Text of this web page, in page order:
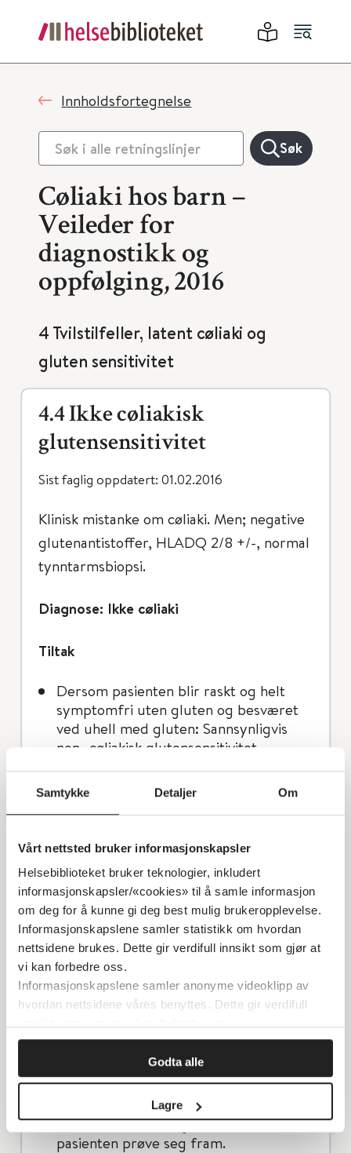
Samtykke Detaljer Om
Vårt nettsted bruker informasjonskapsler
Helsebiblioteket bruker teknologier, inkludert
informasjonskapsler/«cookies» til å samle informasjon
om deg for å kunne gi deg best mulig brukeropplevelse.
Informasjonskapslene samler statistikk om hvordan
nettsidene brukes. Dette gir verdifull innsikt som gjør at
vi kan forbedre oss.
Informasjonskapslene samler anonyme videoklipp av
hvordan nettsidene våres benyttes. Dette gir verdifull
Godta alle
Lagre
Innholdsfortegnelse
Søk
Cøliaki hos barn –
Veileder for
diagnostikk og
oppfølging, 2016
4 Tvilstilfeller, latent cøliaki og
gluten sensitivitet
4.4 Ikke cøliakisk
glutensensitivitet
Sist faglig oppdatert: 01.02.2016
Klinisk mistanke om cøliaki. Men; negative
glutenantistoffer, HLADQ 2/8 +/-, normal
tynntarmsbiopsi.
Diagnose: Ikke cøliaki
Tiltak
Dersom pasienten blir raskt og helt
symptomfri uten gluten og besværet
ved uhell med gluten: Sannsynligvis
non- cøliakisk glutensensitivitet.
Kjennetegnes ved normal serologi og
tynntarmsbiopsier, men klinisk rask
reaksjon på gluten og normalisering av
plager med glutenfri kost. Ofte
følsomme for svært små mengder
gluten, og bedring skjer raskere enn
hos cøliakere.
Viktig å ta tynntarmsbiopsi før
innføring av glutenfri kost for å
utelukke klassisk cøliaki,
glutensensitivitet er en
utelukkelsesdiagnose.
Diagnostiseres ved (dobbelt blind)
provokasjon/ eliminasjon av gluten
serologi og tynntarmshistologi).
Dobbeltblind eliminasjon/
kostprovokasjon av gluten er
ressurskrevende, og oftest må
pasienten prøve seg fram.